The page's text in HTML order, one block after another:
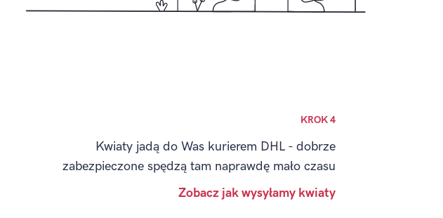
KROK 4
Kwiaty jadą do Was kurierem DHL - dobrze
zabezpieczone spędzą tam naprawdę mało czasu
Zobacz jak wysyłamy kwiaty